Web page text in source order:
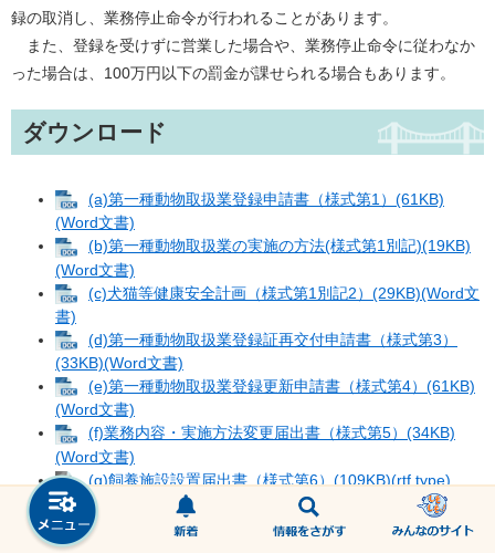
録の取消し、業務停止命令が行われることがあります。
また、登録を受けずに営業した場合や、業務停止命令に従わなか
った場合は、100万円以下の罰金が課せられる場合もあります。
ダウンロード
(a)第一種動物取扱業登録申請書（様式第1）(61KB)
(Word文書)
(b)第一種動物取扱業の実施の方法(様式第1別記)(19KB)
(Word文書)
(c)犬猫等健康安全計画（様式第1別記2）(29KB)(Word文
書)
(d)第一種動物取扱業登録証再交付申請書（様式第3）
(33KB)(Word文書)
(e)第一種動物取扱業登録更新申請書（様式第4）(61KB)
(Word文書)
(f)業務内容・実施方法変更届出書（様式第5）(34KB)
(Word文書)
(g)飼養施設設置届出書（様式第6）(109KB)(rtf type)
(h)犬猫等販売業開始届出書（様式第6の2）(37KB)(Word
文書)